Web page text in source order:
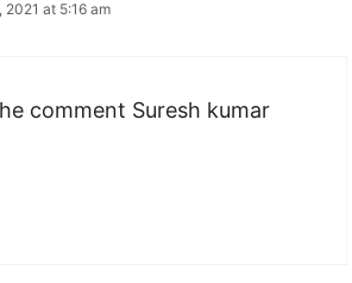
2021 at 5:16 am
comment Suresh kumar